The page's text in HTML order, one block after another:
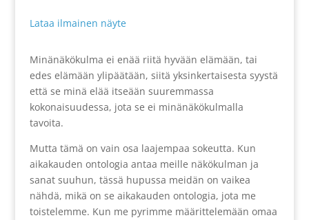
Lataa ilmainen näyte
Minänäkökulma ei enää riitä hyvään elämään, tai
edes elämään ylipäätään, siitä yksinkertaisesta syystä
että se minä elää itseään suuremmassa
kokonaisuudessa, jota se ei minänäkökulmalla
tavoita.
Mutta tämä on vain osa laajempaa sokeutta. Kun
aikakauden ontologia antaa meille näkökulman ja
sanat suuhun, tässä hupussa meidän on vaikea
nähdä, mikä on se aikakauden ontologia, jota me
toistelemme. Kun me pyrimme määrittelemään omaa